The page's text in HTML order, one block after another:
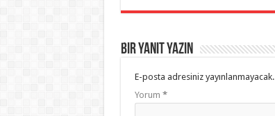
Bir yanıt yazın
E-posta adresiniz yayınlanmayacak.
Yorum *